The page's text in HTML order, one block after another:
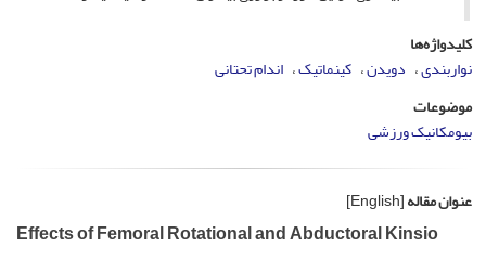
کلیدواژه‌ها
نواربندی دویدن کینماتیک اندام تحتانی
موضوعات
بیومکانیک ورزشی
عنوان مقاله[English]
Effects of Femoral Rotational and Abductoral Kinsio